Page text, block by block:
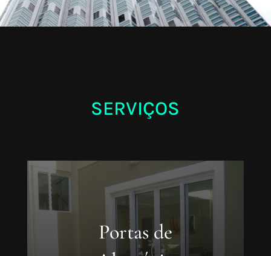
SERVIÇOS
Portas de